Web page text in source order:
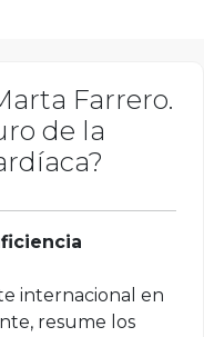
Farrero.
de la
internacional en
resume los